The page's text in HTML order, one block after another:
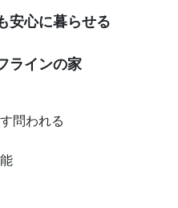
安心に暮らせる
ラインの家
問われる